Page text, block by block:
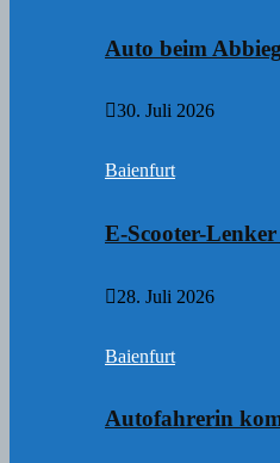
Auto beim
30. Juli 2026
Baienfurt
E-Scooter-
28. Juli 2026
Baienfurt
Autofahrerin